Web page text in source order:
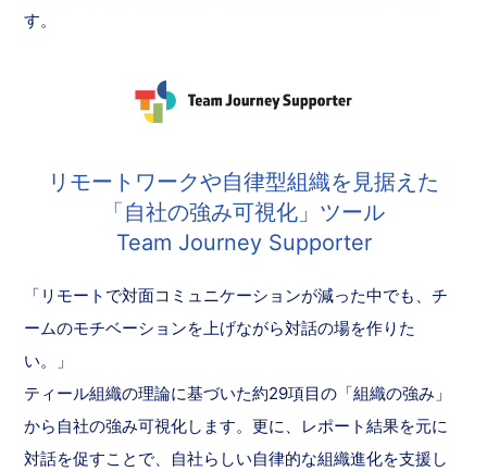
す。
リモートワークや自律型組織を見据えた
「自社の強み可視化」ツール
Team Journey Supporter
「リモートで対面コミュニケーションが減った中でも、チ
ームのモチベーションを上げながら対話の場を作りた
い。」
ティール組織の理論に基づいた約29項目の「組織の強み」
から自社の強み可視化します。更に、レポート結果を元に
対話を促すことで、自社らしい自律的な組織進化を支援し